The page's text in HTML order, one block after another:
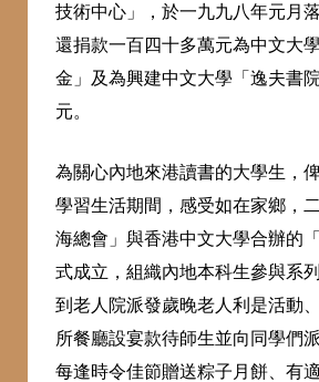
技術中心」，於一九九八年元月
還捐款一百四十多萬元為中文大
金」及為興建中文大學「逸夫書
元。
為關心內地來港讀書的大學生，
學習生活期間，感受如在家鄉，
海總會」與香港中文大學合辦的
式成立，組織內地本科生參與系
到老人院派發歲晚老人利是活動
所餐廳設宴款待師生並向同學們
每逢時令佳節贈送粽子月餅、有